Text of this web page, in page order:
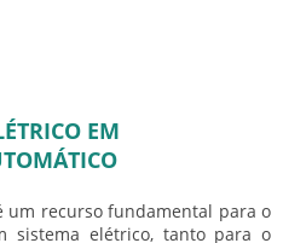
EM
um recurso fundamental para o
sistema elétrico, tanto para o